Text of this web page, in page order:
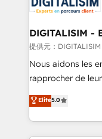
get more from
drive your business forward.
dedicated to
team (50+), we
B2B sectors such
business
impact of your
detailed financial
DIGITALISIM -
提供元：
Nous aidons les
rapprocher de
DIGITALISIM,
réussite des
le marketing
pourquoi, nos
Elite5.0